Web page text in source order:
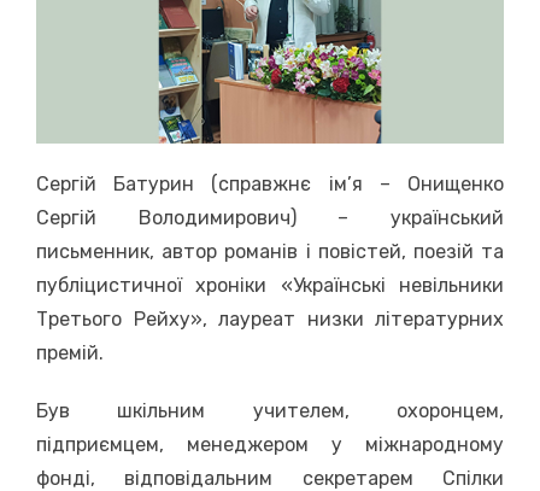
Сергій Батурин (справжнє ім’я – Онищенко
Сергій Володимирович) – український
письменник, автор романів і повістей, поезій та
публіцистичної хроніки «Українські невільники
Третього Рейху», лауреат низки літературних
премій.
Був шкільним учителем, охоронцем,
підприємцем, менеджером у міжнародному
фонді, відповідальним секретарем Спілки